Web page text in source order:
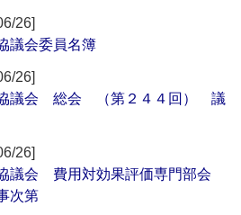
26]
議会委員名簿
26]
協議会 総会 （第２４４回） 議
26]
議会 費用対効果評価専門部会
次第